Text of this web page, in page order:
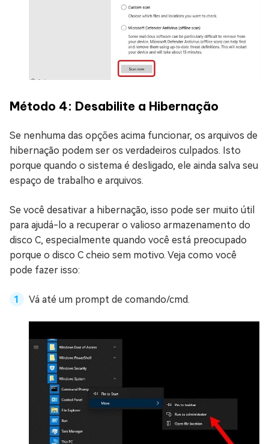
Método 4: Desabilite a Hibernação
Se nenhuma das opções acima funcionar, os arquivos de
hibernação podem ser os verdadeiros culpados. Isto
porque quando o sistema é desligado, ele ainda salva seu
espaço de trabalho e arquivos.
Se você desativar a hibernação, isso pode ser muito útil
para ajudá-lo a recuperar o valioso armazenamento do
disco C, especialmente quando você está preocupado
porque o disco C cheio sem motivo. Veja como você
pode fazer isso:
Vá até um prompt de comando/cmd.